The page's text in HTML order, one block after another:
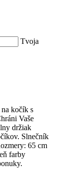
Tvoja
kočík s
Vaše
držiak
Slnečník
65 cm
farby